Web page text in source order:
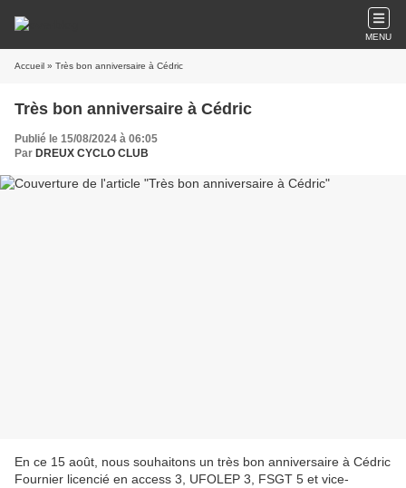
MENU
Accueil » Très bon anniversaire à Cédric
Très bon anniversaire à Cédric
Publié le 15/08/2024 à 06:05
Par DREUX CYCLO CLUB
En ce 15 août, nous souhaitons un très bon anniversaire à Cédric
Fournier licencié en access 3, UFOLEP 3, FSGT 5 et vice-